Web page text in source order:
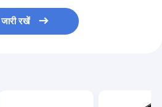
जारी रखें